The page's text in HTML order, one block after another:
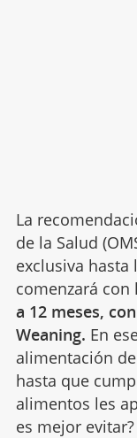
La
de la Salud
exclusiva hasta
comenzará con
a 12 meses,
Weaning. En
alimentación
hasta que
alimentos les
es mejor evitar?